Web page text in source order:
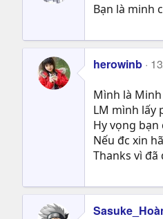
Bạn là minh
herowinb
Mình là
LM mình lấy
Hy vọng bạn
Nếu đc xin
Thanks vì